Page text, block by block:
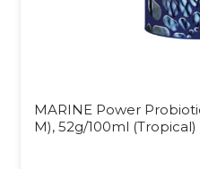
MARINE Power
M), 52g/100ml (Tropical)